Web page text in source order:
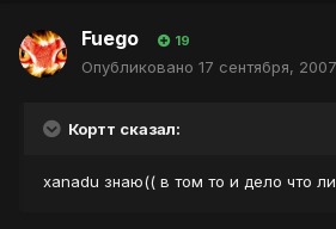
Fuego 19
Опубликовано 17 сентября, 2007
Кортт сказал:
xanadu знаю(( в том то и дело что